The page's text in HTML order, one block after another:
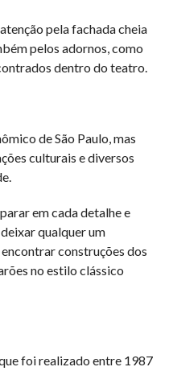
pela fachada cheia
pelos adornos, como
dentro do teatro.
de São Paulo, mas
culturais e diversos
em cada detalhe e
qualquer um
construções dos
no estilo clássico
foi realizado entre 1987